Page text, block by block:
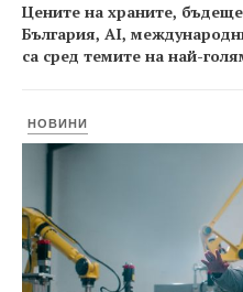
Цените на храните,
България, AI,
са сред темите на най-
НОВИНИ